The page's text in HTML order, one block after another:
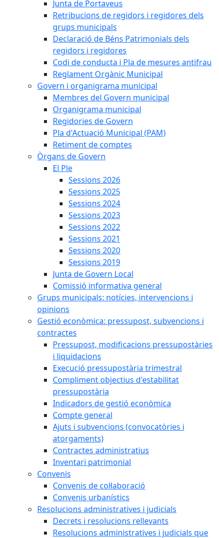
Junta de Portaveus
Retribucions de regidors i regidores dels
grups municipals
Declaració de Béns Patrimonials dels
regidors i regidores
Codi de conducta i Pla de mesures antifrau
Reglament Orgànic Municipal
Govern i organigrama municipal
Membres del Govern municipal
Organigrama municipal
Regidories de Govern
Pla d'Actuació Municipal (PAM)
Retiment de comptes
Òrgans de Govern
El Ple
Sessions 2026
Sessions 2025
Sessions 2024
Sessions 2023
Sessions 2022
Sessions 2021
Sessions 2020
Sessions 2019
Junta de Govern Local
Comissió informativa general
Grups municipals: notícies, intervencions i
opinions
Gestió econòmica: pressupost, subvencions i
contractes
Pressupost, modificacions pressupostàries
i liquidacions
Execució pressupostària trimestral
Compliment objectius d'estabilitat
pressupostària
Indicadors de gestió econòmica
Compte general
Ajuts i subvencions (convocatòries i
atorgaments)
Contractes administratius
Inventari patrimonial
Convenis
Convenis de col·laboració
Convenis urbanístics
Resolucions administratives i judicials
Decrets i resolucions rellevants
Resolucions administratives i judicials que